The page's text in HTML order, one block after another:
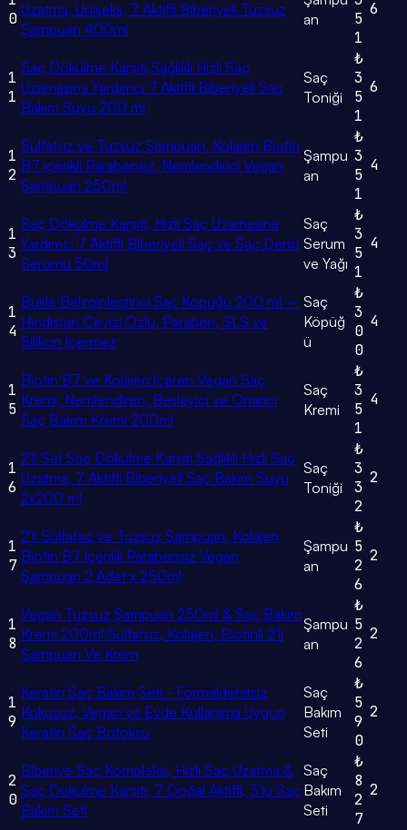
0 Uzatma, Uniseks, 7 Aktifli Biberiyeli Tuzsuz
Şampuan 400ml
an
5
1
6
1
1
Saç Dökülme Karşıtı,Sağlıklı Hızlı Saç
Uzamasına Yardımcı 7 Aktifli Biberiyeli Saç
Bakım Suyu 200 ml
Saç
Toniği
₺
3
5
1
6
1
2
Sülfatsız ve Tuzsuz Şampuan, Kolajen Biotin
B7 içerikli Parabensiz, Nemlendirici Vegan
Şampuan 250ml
Şampu
an
₺
3
5
1
4
1
3
Saç Dökülme Karşıtı, Hızlı Saç Uzamasına
Yardımcı 7 Aktifli Biberiyeli Saç ve Saç Derisi
Serumu 50ml
Saç
Serum
ve Yağı
₺
3
5
1
4
1
4
Bukle Belirginleştirici Saç Köpüğü 200 ml –
Hindistan Cevizi Özlü, Paraben, SLS ve
Silikon İçermez
Saç
Köpüğ
ü
₺
3
0
0
4
1
5
Biotin B7 ve Kolajen İçeren Vegan Saç
Kremi, Nemlendiren, Besleyici ve Onarıcı
Saç Bakım Kremi 200ml
Saç
Kremi
₺
3
5
1
4
1
6
2'li Set Saç Dökülme Karşıtı,Sağlıklı Hızlı Saç
Uzatma, 7 Aktifli Biberiyeli Saç Bakım Suyu
2x200 ml
Saç
Toniği
₺
3
3
2
2
1
7
2'li Sülfatsız ve Tuzsuz Şampuan, Kolajen
Biotin B7 İçerikli Parabensiz Vegan
Şampuan 2 Adet x 250ml
Şampu
an
₺
5
2
6
2
1
8
Vegan Tuzsuz Şampuan 250ml & Saç Bakım
Kremi 200ml Sülfatsız, Kolajen, Biotinli 2'li
Şampuan Ve Krem
Şampu
an
₺
5
2
6
2
1
9
Keratin Saç Bakım Seti - Formaldehitsiz,
Kokusuz, Vegan ve Evde Kullanıma Uygun
Keratin Saç Botoksu
Saç
Bakım
Seti
₺
5
9
0
2
2
0
Biberiye Saç Kompleksi, Hızlı Saç Uzatma &
Saç Dökülme Karşıtı, 7 Doğal Aktifli, 3'lü Saç
Bakım Seti
Saç
Bakım
Seti
₺
8
2
7
2